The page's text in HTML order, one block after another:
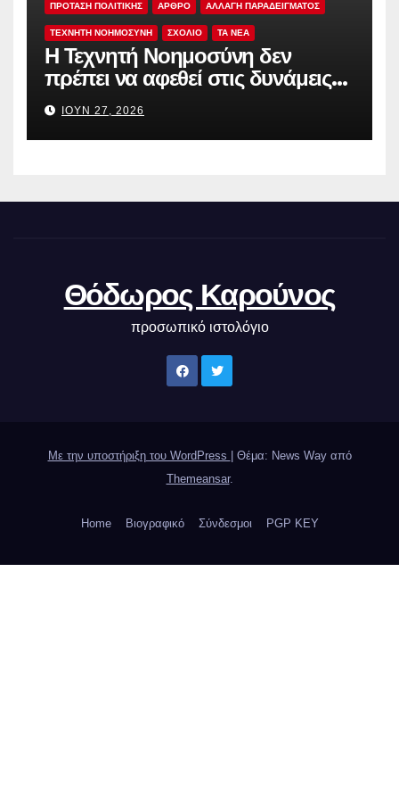
ΠΡΟΤΑΣΗ ΠΟΛΙΤΙΚΗΣ ΑΡΘΡΟ ΑΛΛΑΓΗ ΠΑΡΑΔΕΙΓΜΑΤΟΣ
ΤΕΧΝΗΤΗ ΝΟΗΜΟΣΥΝΗ ΣΧΟΛΙΟ TA NEA
Η Τεχνητή Νοημοσύνη δεν
πρέπει να αφεθεί στις δυνάμεις
της αγοράς
ΙΟΎΝ 27, 2026
Θόδωρος Καρούνος
προσωπικό ιστολόγιο
Με την υποστήριξη του WordPress
Θέμα: News Way από
Themeansar.
Home Βιογραφικό Σύνδεσμοι PGP KEY